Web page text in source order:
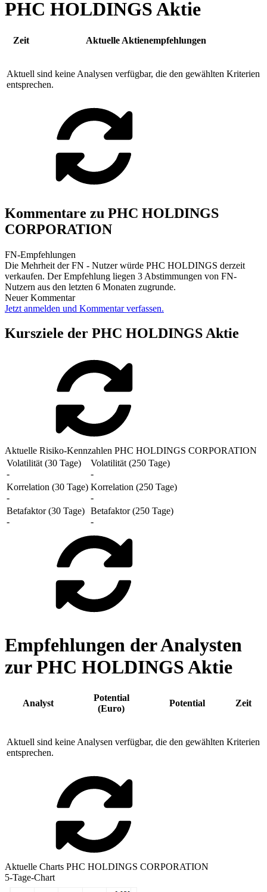
PHC HOLDINGS Aktie
Zeit Aktuelle Aktienempfehlungen
Aktuell sind keine Analysen verfügbar, die den gewählten Kriterien
entsprechen.
Kommentare zu PHC HOLDINGS
CORPORATION
FN-Empfehlungen
Die Mehrheit der FN - Nutzer würde PHC HOLDINGS derzeit
verkaufen. Der Empfehlung liegen 3 Abstimmungen von FN-
Nutzern aus den letzten 6 Monaten zugrunde.
Neuer Kommentar
Jetzt anmelden und Kommentar verfassen.
Kursziele der PHC HOLDINGS Aktie
Aktuelle Risiko-Kennzahlen PHC HOLDINGS CORPORATION
Volatilität (30 Tage)
-
Volatilität (250 Tage)
-
Korrelation (30 Tage)
-
Korrelation (250 Tage)
-
Betafaktor (30 Tage)
-
Betafaktor (250 Tage)
-
Empfehlungen der Analysten
zur PHC HOLDINGS Aktie
Analyst
Potential
(Euro)
Potential Zeit
Aktuell sind keine Analysen verfügbar, die den gewählten Kriterien
entsprechen.
Aktuelle Charts PHC HOLDINGS CORPORATION
5-Tage-Chart